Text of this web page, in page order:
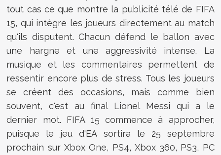
tout cas ce que montre la publicité télé de FIFA
15, qui intègre les joueurs directement au match
qu'ils disputent. Chacun défend le ballon avec
une hargne et une aggressivité intense. La
musique et les commentaires permettent de
ressentir encore plus de stress. Tous les joueurs
se créent des occasions, mais comme bien
souvent, c'est au final Lionel Messi qui a le
dernier mot. FIFA 15 commence à approcher,
puisque le jeu d'EA sortira le 25 septembre
prochain sur Xbox One, PS4, Xbox 360, PS3, PC